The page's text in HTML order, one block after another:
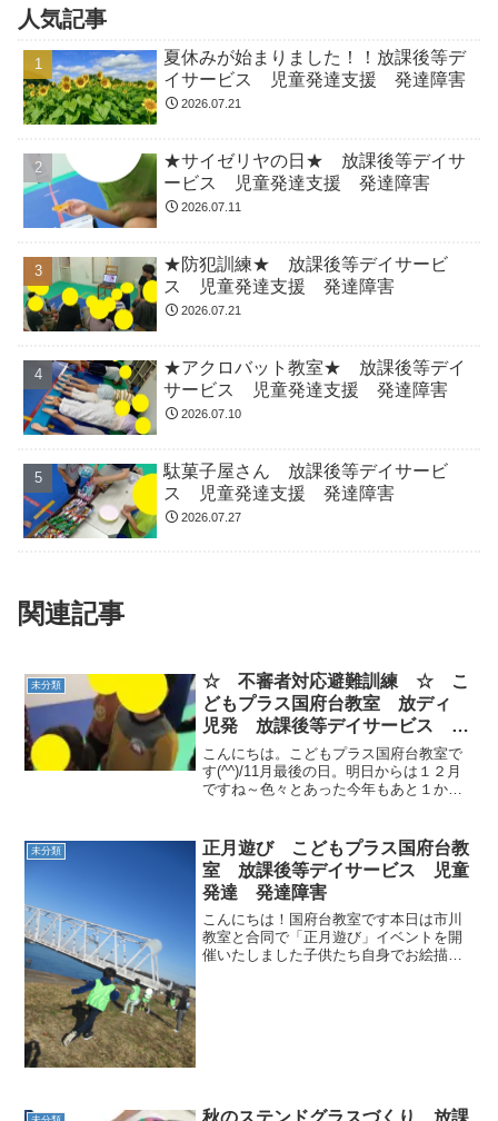
人気記事
夏休みが始まりました！！放課後等デ
イサービス 児童発達支援 発達障害
2026.07.21
★サイゼリヤの日★ 放課後等デイサ
ービス 児童発達支援 発達障害
2026.07.11
★防犯訓練★ 放課後等デイサービ
ス 児童発達支援 発達障害
2026.07.21
★アクロバット教室★ 放課後等デイ
サービス 児童発達支援 発達障害
2026.07.10
駄菓子屋さん 放課後等デイサービ
ス 児童発達支援 発達障害
2026.07.27
関連記事
未分類
☆ 不審者対応避難訓練 ☆ こ
どもプラス国府台教室 放ディ
児発 放課後等デイサービス 児
童発達支援事業 無料送迎 発
達障害 運動療育 市川 市川
市 本八幡 国府台 江戸川区
こんにちは。こどもプラス国府台教室で
す(^^)/11月最後の日。明日からは１２月
ですね～色々とあった今年もあと１か
教室にきたら～・・・と、いうことで
「不審者対応訓練」を...
未分類
正月遊び こどもプラス国府台教
室 放課後等デイサービス 児童
発達 発達障害
こんにちは！国府台教室です本日は市川
教室と合同で「正月遊び」イベントを開
催いたしました子供たち自身でお絵描き
秋のステンドグラスづくり 放課